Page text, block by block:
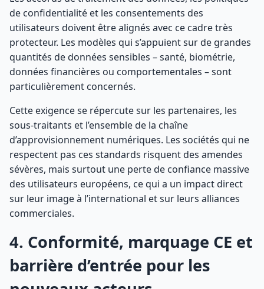
de confidentialité et les consentements des
utilisateurs doivent être alignés avec ce cadre très
protecteur. Les modèles qui s’appuient sur de grandes
quantités de données sensibles – santé, biométrie,
données financières ou comportementales – sont
particulièrement concernés.
Cette exigence se répercute sur les partenaires, les
sous-traitants et l’ensemble de la chaîne
d’approvisionnement numériques. Les sociétés qui ne
respectent pas ces standards risquent des amendes
sévères, mais surtout une perte de confiance massive
des utilisateurs européens, ce qui a un impact direct
sur leur image à l’international et sur leurs alliances
commerciales.
4. Conformité, marquage CE et
barrière d’entrée pour les